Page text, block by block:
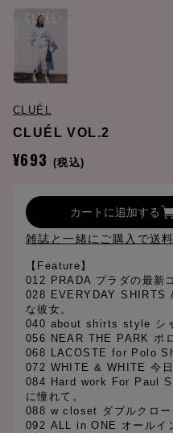
CLUÉL
CLUÉL VOL.2
¥693 (税込)
カートに追加する
雑誌と一緒にご購入で送料
【Feature】
012 PRADA プラダの最新
028 EVERYDAY SHIRTS
な彼女。
040 about shirts style シャ
056 NEAR THE PARK ポ
068 LACOSTE for Polo
072 WHITE & WHITE 今日
084 Hard work For Paul
に憧れて。
088 w closet ダブルクロー
092 ALL in ONE オールイ